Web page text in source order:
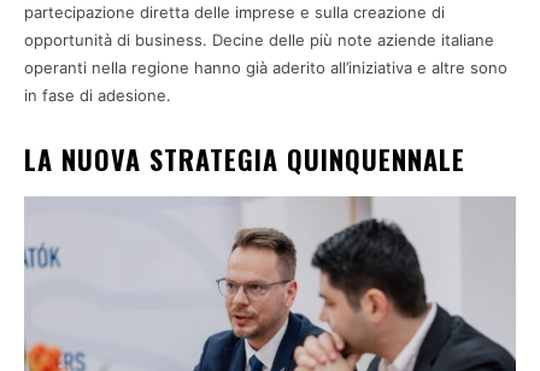
partecipazione diretta delle imprese e sulla creazione di
opportunità di business. Decine delle più note aziende italiane
operanti nella regione hanno già aderito all’iniziativa e altre sono
in fase di adesione.
LA NUOVA STRATEGIA QUINQUENNALE